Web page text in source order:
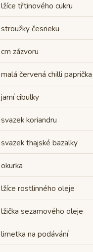
lžíce třtinového cukru
česneku
zázvoru
červená chilli paprička
cibulky
koriandru
svazek thajské bazalky
rostlinného oleje
lžička sezamového oleje
limetka na podávání